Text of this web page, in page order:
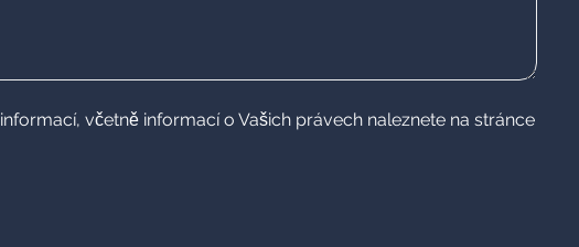
včetně informací o Vašich právech naleznete na stránce